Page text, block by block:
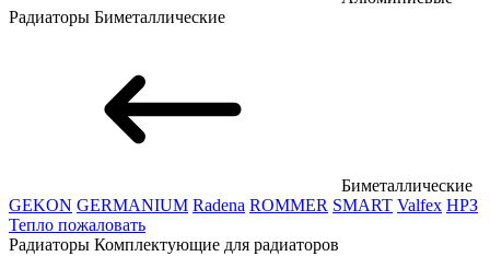
Радиаторы Биметаллические
Биметаллические
GEKON GERMANIUM Radena ROMMER SMART Valfex НРЗ
Тепло пожаловать
Радиаторы Комплектующие для радиаторов